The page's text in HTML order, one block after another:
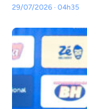
29/07/2026 · 04h35